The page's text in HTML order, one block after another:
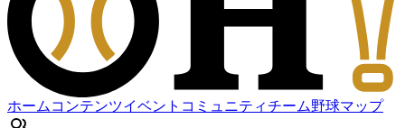
ホーム コンテンツイベント コミュニティチーム野球マップ